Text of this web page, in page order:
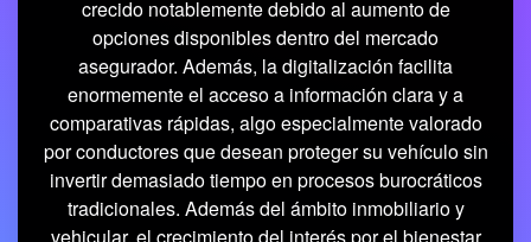
crecido notablemente debido al aumento de
opciones disponibles dentro del mercado
asegurador. Además, la digitalización facilita
enormemente el acceso a información clara y a
comparativas rápidas, algo especialmente valorado
por conductores que desean proteger su vehículo sin
invertir demasiado tiempo en procesos burocráticos
tradicionales. Además del ámbito inmobiliario y